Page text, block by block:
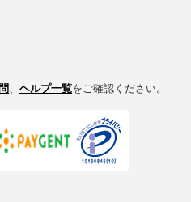
ヘルプ一覧をご確認ください。